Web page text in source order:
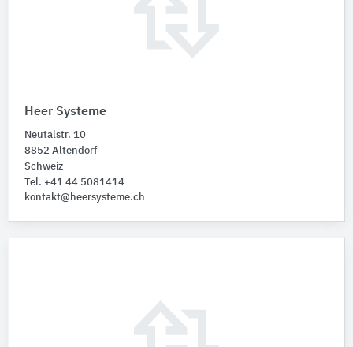
Heer Systeme
Neutalstr. 10
8852 Altendorf
Schweiz
Tel. +41 44 5081414
kontakt@heersysteme.ch